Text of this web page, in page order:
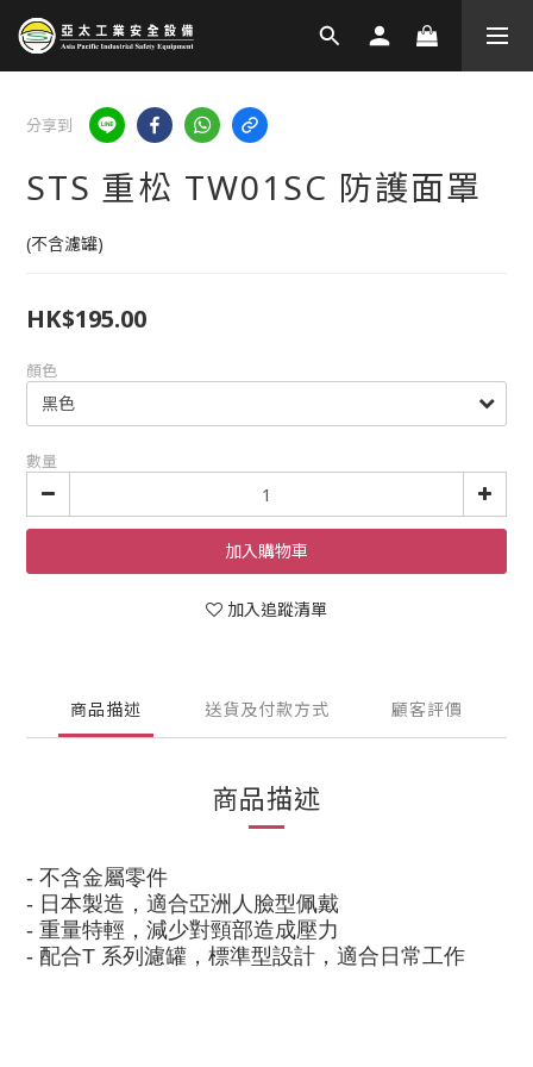
分享到
STS 重松 TW01SC 防護面罩
(不含濾罐)
HK$195.00
顏色
數量
加入購物車
加入追蹤清單
商品描述 送貨及付款方式 顧客評價
商品描述
- 不含金屬零件
- 日本製造，適合亞洲人臉型佩戴
- 重量特輕，減少對頸部造成壓力
- 配合T 系列濾罐，標準型設計，適合日常工作